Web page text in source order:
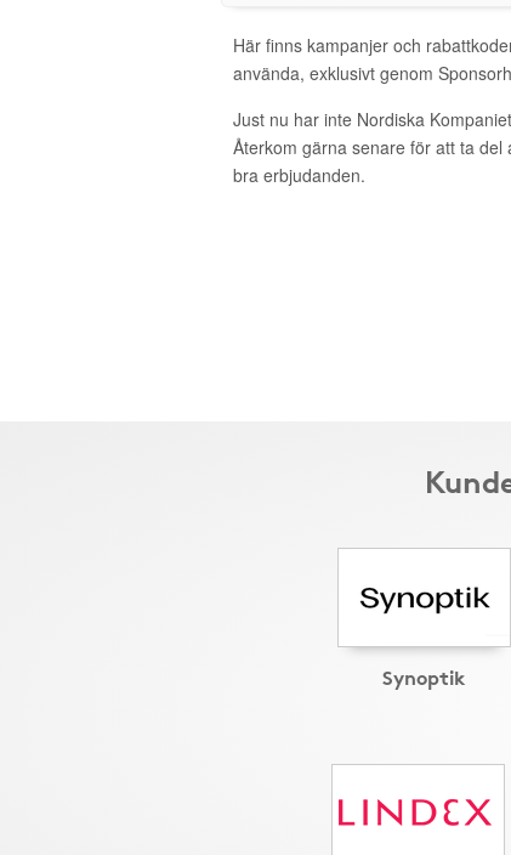
Här finns kampanjer och
använda, exklusivt genom
Just nu har inte Nordiska
Återkom gärna senare för att ta del
bra erbjudanden.
Synoptik